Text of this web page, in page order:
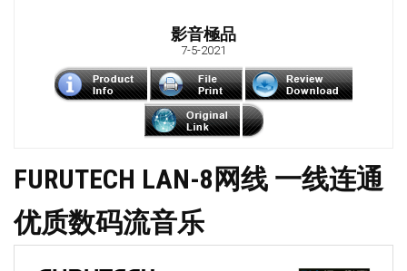
影音極品
7-5-2021
FURUTECH LAN-8网线 一线连通
优质数码流音乐